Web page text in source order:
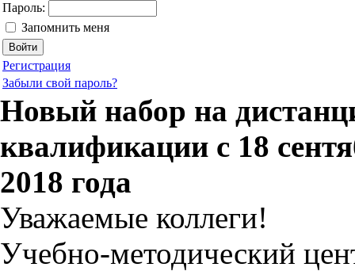
Пароль:
Запомнить меня
Регистрация
Забыли свой пароль?
Новый набор на
квалификации с 18
2018 года
Уважаемые коллеги!
Учебно-методический